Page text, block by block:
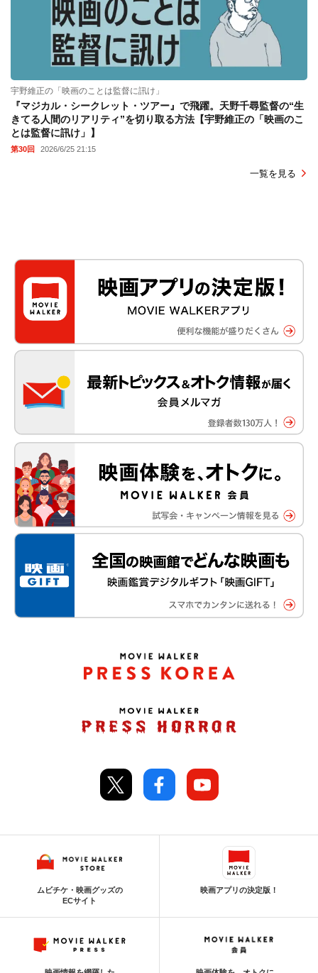
宇野維正の「映画のことは監督に訊け」
『マジカル・シークレット・ツアー』で飛躍。天野千尋監督の“生
きてる人間のリアリティ”を切り取る方法【宇野維正の「映画のこ
とは監督に訊け」】
第30回 2026/6/25 21:15
一覧を見る
ムビチケ・映画グッズの
ECサイト
映画アプリの決定版！